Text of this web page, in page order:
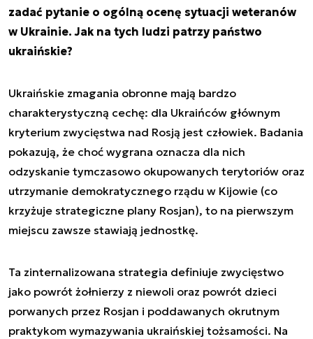
zadać pytanie o ogólną ocenę sytuacji weteranów
w Ukrainie. Jak na tych ludzi patrzy państwo
ukraińskie?
Ukraińskie zmagania obronne mają bardzo
charakterystyczną cechę: dla Ukraińców głównym
kryterium zwycięstwa nad Rosją jest człowiek. Badania
pokazują, że choć wygrana oznacza dla nich
odzyskanie tymczasowo okupowanych terytoriów oraz
utrzymanie demokratycznego rządu w Kijowie (co
krzyżuje strategiczne plany Rosjan), to na pierwszym
miejscu zawsze stawiają jednostkę.
Ta zinternalizowana strategia definiuje zwycięstwo
jako powrót żołnierzy z niewoli oraz powrót dzieci
porwanych przez Rosjan i poddawanych okrutnym
praktykom wymazywania ukraińskiej tożsamości. Na